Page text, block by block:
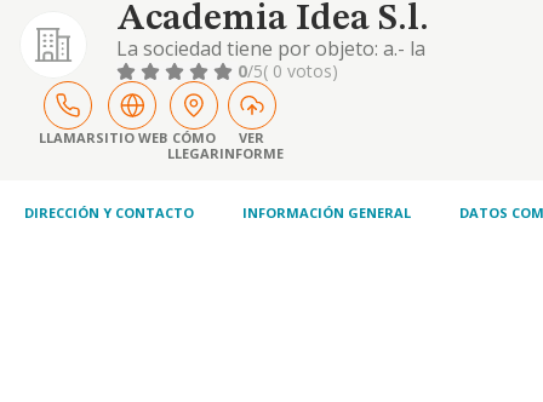
Academia Idea S.l.
La sociedad tiene por objeto: a.- la
ensenanza, en regimen de academia privada,
de todo tipo de materias, por medio de
clases impartidas por profesores
especializados en cada area, a las personas
que como alumnos acudan
0/5( 0 votos)
LLAMARSITIO WEB CÓMO
LLEGAR
VER
INFORME
DIRECCIÓN Y CONTACTO INFORMACIÓN GENERAL DATOS